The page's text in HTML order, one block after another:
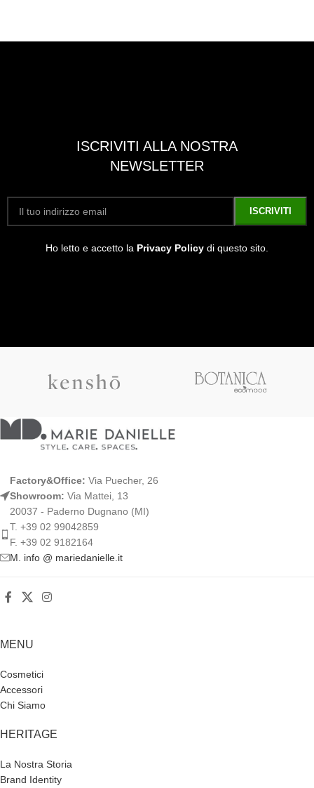
ISCRIVITI ALLA NOSTRA
NEWSLETTER
Ho letto e accetto la Privacy Policy di questo sito.
Factory&Office: Via Puecher, 26
Showroom: Via Mattei, 13
20037 - Paderno Dugnano (MI)
T. +39 02 99042859
F. +39 02 9182164
M. info @ mariedanielle.it
MENU
Cosmetici
Accessori
Chi Siamo
HERITAGE
La Nostra Storia
Brand Identity